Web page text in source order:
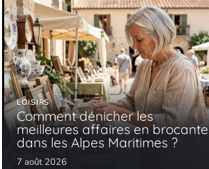
LOISIRS
Comment dénicher les
meilleures affaires en brocante
dans les Alpes Maritimes ?
7 août 2026